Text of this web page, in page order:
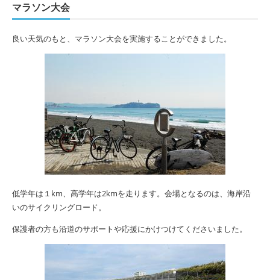
マラソン大会
良い天気のもと、マラソン大会を実施することができました。
低学年は１km、高学年は2kmを走ります。会場となるのは、海岸沿
いのサイクリングロード。
保護者の方も沿道のサポートや応援にかけつけてくださいました。